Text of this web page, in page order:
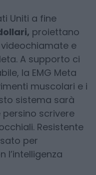
Uniti a fine
proiettano
e
A supporto ci
la EMG Meta
muscolari e i
sistema sarà
scrivere
Resistente
per
l’intelligenza